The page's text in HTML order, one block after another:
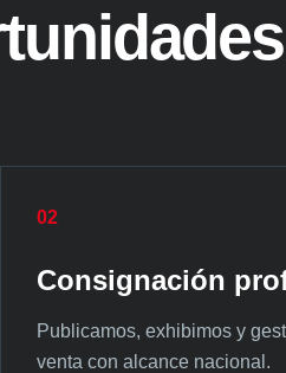
02
Consignación
Publicamos, exhibimos y
venta con alcance nacional.